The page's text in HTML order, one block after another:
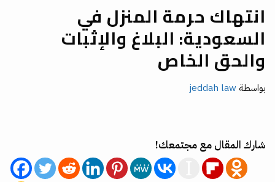
انتهاك حرمة المنزل في
السعودية: البلاغ والإثبات
والحق الخاص
بواسطة jeddah law
شارك المقال مع مجتمعك!